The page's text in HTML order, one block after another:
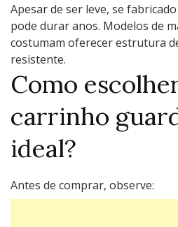
Apesar de ser leve, se
pode durar anos. Modelos de
costumam oferecer estrutura
resistente.
Como
carrinho
ideal?
Antes de comprar, observe: